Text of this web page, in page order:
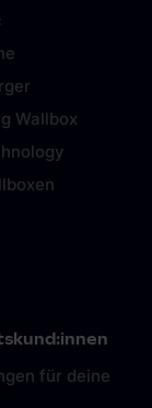
Wallbox
für deine